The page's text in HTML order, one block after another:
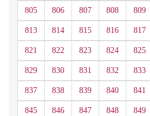
805 806 807 808 809
813 814 815 816 817
821 822 823 824 825
829 830 831 832 833
837 838 839 840 841
845 846 847 848 849